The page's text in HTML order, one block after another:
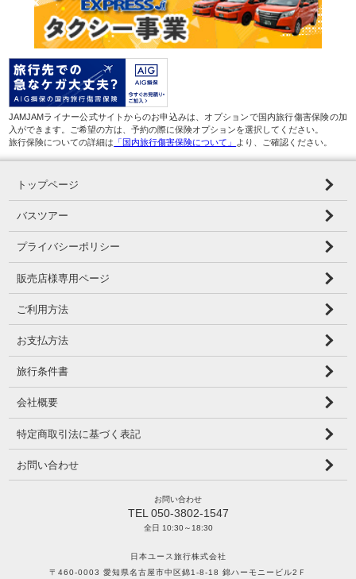
JAMJAMライナー公式サイトからのお申込みは、オプションで国内旅行傷害保険の加
入ができます。ご希望の方は、予約の際に保険オプションを選択してください。
旅行保険についての詳細は 「国内旅行傷害保険について」 より、ご確認ください。
トップページ
バスツアー
プライバシーポリシー
販売店様専用ページ
ご利用方法
お支払方法
旅行条件書
会社概要
特定商取引法に基づく表記
お問い合わせ
お問い合わせ
TEL 050-3802-1547
全日 10:30～18:30
日本ユース旅行株式会社
〒460-0003 愛知県名古屋市中区錦1-8-18 錦ハーモニービル2Ｆ